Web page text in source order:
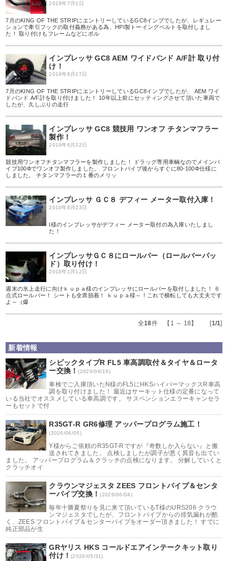
2019年7月1日
7月のKING OF THE STRIPにエントリーしているGC8インプでしたが、レギュレー
ションで牽引フックの取付義務がある為、HPI製トーイングベルトを取付しまし
た！ 取り付けもフレームなどにボル
インプレッサ GC8 AEM ワイドバンド A/F計 取り付
け！
2019年6月27日
7月のKING OF THE STRIPにエントリーしているGC8インプでしたが、 AEM ワイ
ドバンド A/F計を取り付けました！ 10年以上前にセッティングさせて頂いた車両で
したが、久しぶりの走行
インプレッサ GC8 競技用 ワンオフ チタンマフラー
製作！
2019年6月22日
競技用ワンオフチタンマフラーを製作しました！ ドラッグ専用車輌なのでメインパ
イプ100Фでワンオフ製作しました。 フロントパイプ後からすぐに80-100Φ仕様に
しました。 チタンマフラーの１番のメリッ
インプレッサ ＧＣ８ デフィー メーター取付入庫！
2010年8月23日
I様のインプレッサがデフィー メーター取付の為入庫いたしまし
た！
インプレッサＧＣ８にロールバー（ロールバーパッ
ド）取り付け！
2010年1月12日
週末の氷上走行に向けｋｕｐａ様のインプレッサにロールバーを取付しました！ ６
点式ロールバー！ シートも全席脱着！ ｋｕｐａ様～！これで横転しても大丈夫です
よ～（爆
全18件 【1 ～ 18】 [1/1]
新着情報
シビックタイプR FL5 車高調取付＆タイヤ＆ロータ
ー交換！(2026/06/19)
車検でご入庫頂いたN様のFL5にHKSハイパーマックスR車高
調を取り付けました！ 最近はサーキット仕様の定番になって
いる当社でオススメしている車高調です。 サスペンションエラーキャンセラ
ーもセットで付
R35GT-R GR6修理 アッパープログラム施工！
(2026/06/05)
Y様からご依頼のR35GT-Rですが『奇数しか入らない』と搬
送されてきました。 点検しましたが調子が悪く異音も出てい
ました。 アッパープログラム＆クラッチの点検になります。 分解していくと
クラッチオイ
クラウンマジェスタ ZEES フロントパイプ＆センタ
ーパイプ交換！(2026/06/04)
毎年十勝夏祭りを見に来て頂いているT様のURS206 クラウ
ンマジェスタでしたが、フロントパイプからの排気漏れが酷
く、ZEES フロントパイプ＆センターパイプをオーダー頂きました！ すでに
純正部品が生
GRヤリス HKS コールドエアインテークキット取り
付け！(2026/05/31)